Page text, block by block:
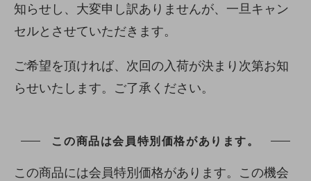
知らせし、大変申し訳ありませんが、一旦キャン
セルとさせていただきます。
ご希望を頂ければ、次回の入荷が決まり次第お知
らせいたします。ご了承ください。
この商品は会員特別価格があります。
この商品には会員特別価格があります。この機会